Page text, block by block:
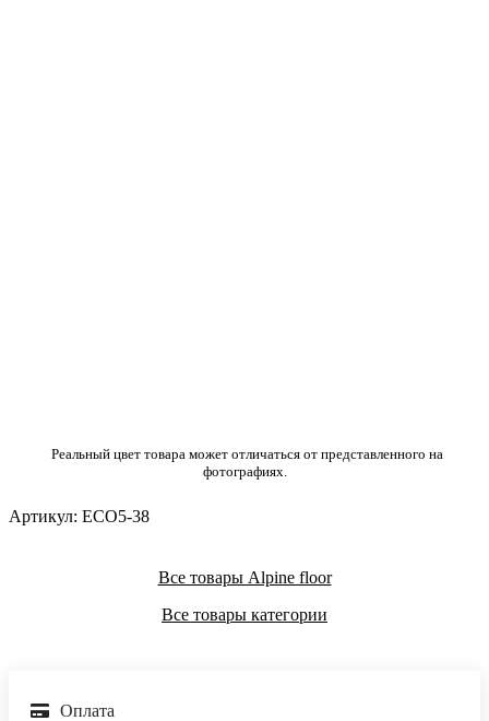
Реальный цвет товара может отличаться от представленного на
фотографиях.
Артикул: ECO5-38
Все товары Alpine floor
Все товары категории
Оплата